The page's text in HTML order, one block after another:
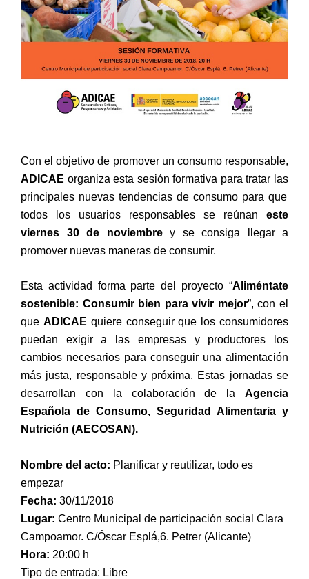
Con el objetivo de promover un consumo responsable,
ADICAE organiza esta sesión formativa para tratar las
principales nuevas tendencias de consumo para que
todos los usuarios responsables se reúnan este
viernes 30 de noviembre y se consiga llegar a
promover nuevas maneras de consumir.
Esta actividad forma parte del proyecto “Aliméntate
sostenible: Consumir bien para vivir mejor”, con el
que ADICAE quiere conseguir que los consumidores
puedan exigir a las empresas y productores los
cambios necesarios para conseguir una alimentación
más justa, responsable y próxima. Estas jornadas se
desarrollan con la colaboración de la Agencia
Española de Consumo, Seguridad Alimentaria y
Nutrición (AECOSAN).
Nombre del acto: Planificar y reutilizar, todo es
empezar
Fecha: 30/11/2018
Lugar: Centro Municipal de participación social Clara
Campoamor. C/Óscar Esplá,6. Petrer (Alicante)
Hora: 20:00 h
Tipo de entrada: Libre